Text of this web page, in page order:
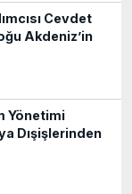
Cevdet
Akdeniz’in
Yönetimi
Dışişlerinden